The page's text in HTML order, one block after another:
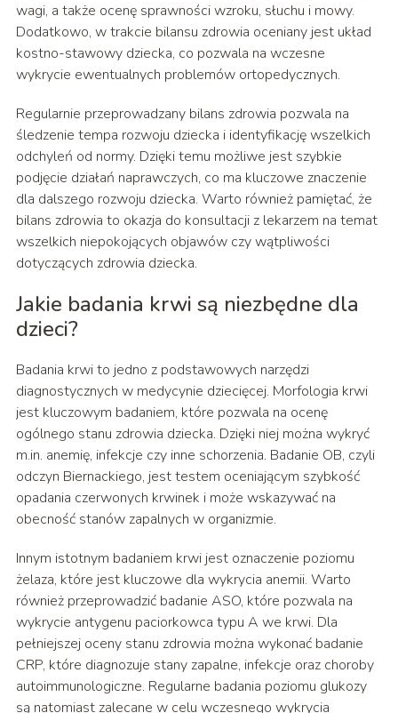
wagi, a także ocenę sprawności wzroku, słuchu i mowy.
Dodatkowo, w trakcie bilansu zdrowia oceniany jest układ
kostno-stawowy dziecka, co pozwala na wczesne
wykrycie ewentualnych problemów ortopedycznych.
Regularnie przeprowadzany bilans zdrowia pozwala na
śledzenie tempa rozwoju dziecka i identyfikację wszelkich
odchyleń od normy. Dzięki temu możliwe jest szybkie
podjęcie działań naprawczych, co ma kluczowe znaczenie
dla dalszego rozwoju dziecka. Warto również pamiętać, że
bilans zdrowia to okazja do konsultacji z lekarzem na temat
wszelkich niepokojących objawów czy wątpliwości
dotyczących zdrowia dziecka.
Jakie badania krwi są niezbędne dla
dzieci?
Badania krwi to jedno z podstawowych narzędzi
diagnostycznych w medycynie dziecięcej. Morfologia krwi
jest kluczowym badaniem, które pozwala na ocenę
ogólnego stanu zdrowia dziecka. Dzięki niej można wykryć
m.in. anemię, infekcje czy inne schorzenia. Badanie OB, czyli
odczyn Biernackiego, jest testem oceniającym szybkość
opadania czerwonych krwinek i może wskazywać na
obecność stanów zapalnych w organizmie.
Innym istotnym badaniem krwi jest oznaczenie poziomu
żelaza, które jest kluczowe dla wykrycia anemii. Warto
również przeprowadzić badanie ASO, które pozwala na
wykrycie antygenu paciorkowca typu A we krwi. Dla
pełniejszej oceny stanu zdrowia można wykonać badanie
CRP, które diagnozuje stany zapalne, infekcje oraz choroby
autoimmunologiczne. Regularne badania poziomu glukozy
są natomiast zalecane w celu wczesnego wykrycia